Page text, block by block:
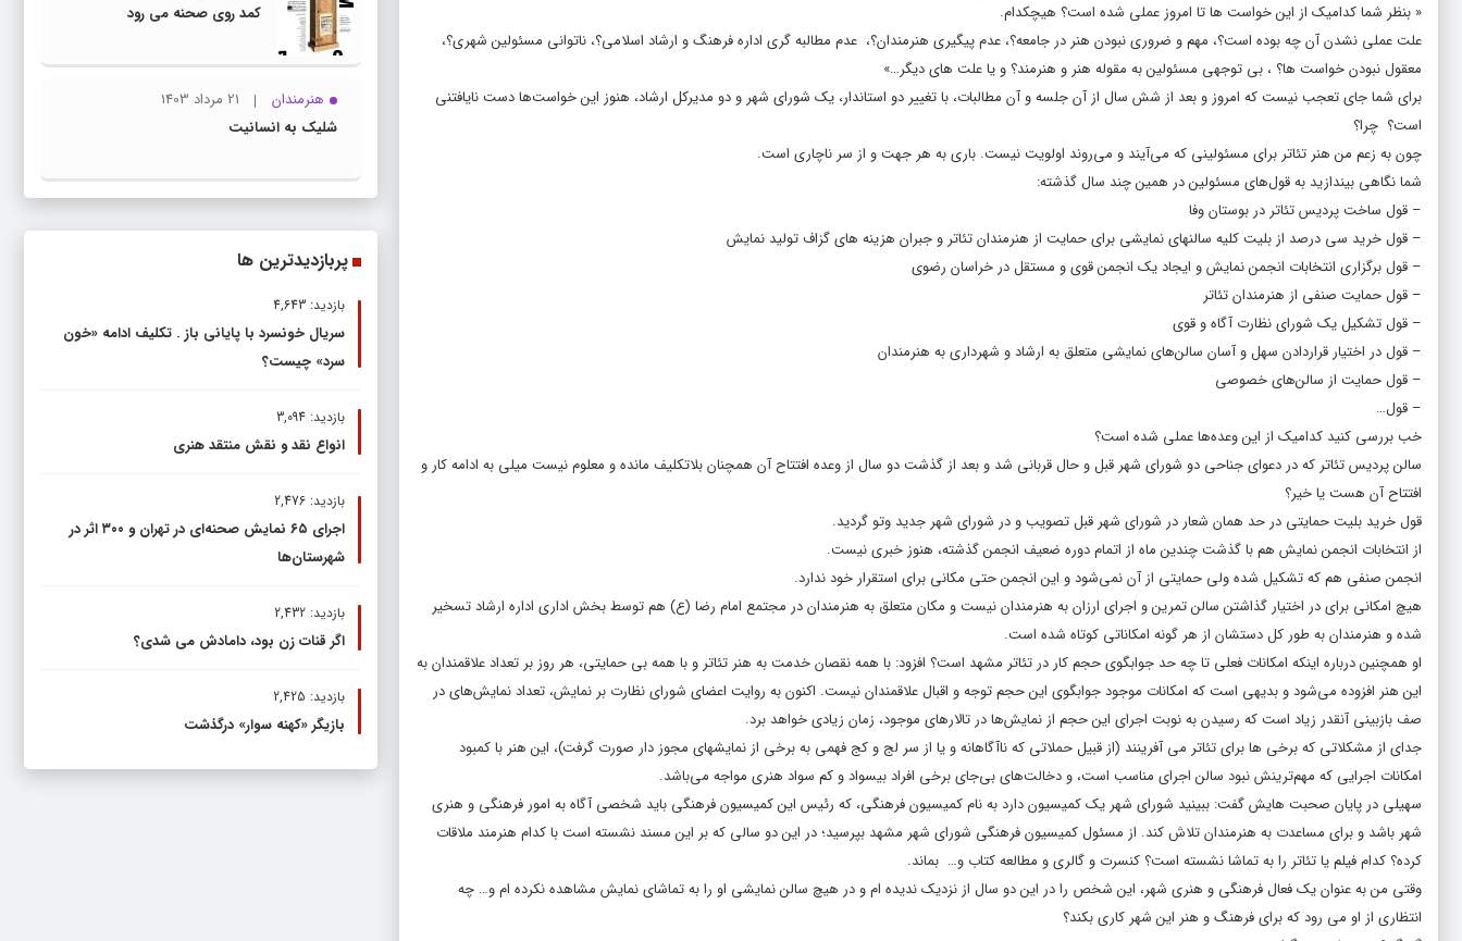
« بنظر شما کدامیک از این خواست ها تا امروز عملی شده است؟ هیچکدام.
علت عملی نشدن آن چه بوده است؟، مهم و ضروری نبودن هنر در جامعه؟، عدم پیگیری هنرمندان؟، عدم مطالبه گری اداره فرهنگ و ارشاد اسلامی؟، ناتوانی مسئولین شهری؟،
معقول نبودن خواست ها؟ ، بی توجهی مسئولین به مقوله هنر و هنرمند؟ و یا علت های دیگر…»
برای شما جای تعجب نیست که امروز و بعد از شش سال از آن جلسه و آن مطالبات، با تغییر دو استاندار، یک شورای شهر و دو مدیرکل ارشاد، هنوز این خواست‌ها دست نایافتنی
است؟ چرا؟
چون به زعم من هنر تئاتر برای مسئولینی که می‌آیند و می‌روند اولویت نیست. باری به هر جهت و از سر ناچاری است.
شما نگاهی بیندازید به قول‌های مسئولین در همین چند سال گذشته:
– قول ساخت پردیس تئاتر در بوستان وفا
– قول خرید سی درصد از بلیت کلیه سالنهای نمایشی برای حمایت از هنرمندان تئاتر و جبران هزینه های گزاف تولید نمایش
– قول برگزاری انتخابات انجمن نمایش و ایجاد یک انجمن قوی و مستقل در خراسان رضوی
– قول حمایت صنفی از هنرمندان تئاتر
– قول تشکیل یک شورای نظارت آگاه و قوی
– قول در اختیار قراردادن سهل و آسان سالن‌های نمایشی متعلق به ارشاد و شهرداری به هنرمندان
– قول حمایت از سالن‌های خصوصی
– قول…
خب بررسی کنید کدامیک از این وعده‌ها عملی شده است؟
سالن پردیس تئاتر که در دعوای جناحی دو شورای شهر قبل و حال قربانی شد و بعد از گذشت دو سال از وعده افتتاح آن همچنان بلاتکلیف مانده و معلوم نیست میلی به ادامه کار و
افتتاح آن هست یا خیر؟
قول خرید بلیت حمایتی در حد همان شعار در شورای شهر قبل تصویب و در شورای شهر جدید وتو گردید.
از انتخابات انجمن نمایش هم با گذشت چندین ماه از اتمام دوره ضعیف انجمن گذشته، هنوز خبری نیست.
انجمن صنفی هم که تشکیل شده ولی حمایتی از آن نمی‌شود و این انجمن حتی مکانی برای استقرار خود ندارد.
هیچ امکانی برای در اختیار گذاشتن سالن تمرین و اجرای ارزان به هنرمندان نیست و مکان متعلق به هنرمندان در مجتمع امام رضا (ع) هم توسط بخش اداری اداره ارشاد تسخیر
شده و هنرمندان به طور کل دستشان از هر گونه امکاناتی کوتاه شده است.
او همچنین درباره اینکه امکانات فعلی تا چه حد جوابگوی حجم کار در تئاتر مشهد است؟ افزود: با همه نقصان خدمت به هنر تئاتر و با همه بی حمایتی، هر روز بر تعداد علاقمندان به
این هنر افزوده می‌شود و بدیهی است که امکانات موجود جوابگوی این حجم توجه و اقبال علاقمندان نیست. اکنون به روایت اعضای شورای نظارت بر نمایش، تعداد نمایش‌های در
صف بازبینی آنقدر زیاد است که رسیدن به نوبت اجرای این حجم از نمایش‌ها در تالارهای موجود، زمان زیادی خواهد برد.
جدای از مشکلاتی که برخی ها برای تئاتر می آفرینند (از قبیل حملاتی که ناآگاهانه و یا از سر لج و‌ کج فهمی به برخی از نمایشهای مجوز دار صورت گرفت)، این هنر با کمبود
امکانات اجرایی که مهم‌ترینش نبود سالن اجرای مناسب است، و دخالت‌های بی‌جای برخی افراد بیسواد و کم سواد هنری مواجه می‌باشد.
سهیلی در پایان صحبت هایش گفت: ببینید شورای شهر یک کمیسیون دارد به نام کمیسیون فرهنگی، که رئیس این کمیسیون فرهنگی باید شخصی آگاه به امور فرهنگی و هنری
شهر باشد و برای مساعدت به هنرمندان تلاش کند. از مسئول کمیسیون فرهنگی شورای شهر مشهد بپرسید؛ در این دو سالی که بر این مسند نشسته است با کدام هنرمند ملاقات
کرده؟ کدام فیلم یا تئاتر را به تماشا نشسته است؟ کنسرت و گالری و مطالعه کتاب و… بماند.
وقتی من به عنوان یک فعال فرهنگی و هنری شهر، این شخص را در این دو سال از نزدیک ندیده ام و در هیچ سالن نمایشی او را به تماشای نمایش مشاهده نکرده ام و… چه
انتظاری از او می رود که برای فرهنگ و هنر این شهر کاری بکند؟
کمد روی صحنه می رود
هنرمندان
21 مرداد 1403
شلیک به انسانیت
پربازدیدترین ها
بازدید: 4,643
سریال خونسرد با پایانی باز . تکلیف ادامه «خون
سرد» چیست؟
بازدید: 3,094
انواع نقد و نقش منتقد هنری
بازدید: 2,476
اجرای ۶۵ نمایش صحنه‌ای در تهران و ۳۰۰ اثر در
شهرستان‌ها
بازدید: 2,432
اگر قنات زن بود، دامادش می شدی؟
بازدید: 2,425
بازیگر «کهنه سوار» درگذشت